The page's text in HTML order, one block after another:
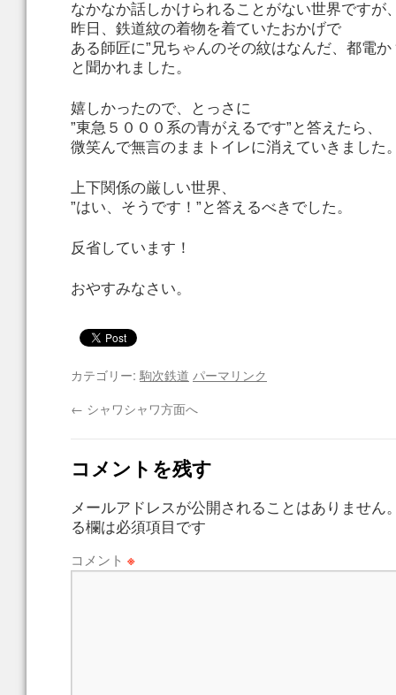
なかなか話しかけられることがない世界ですが
昨日、鉄道紋の着物を着ていたおかげで
ある師匠に”兄ちゃんのその紋はなんだ、都電か
と聞かれました。
嬉しかったので、とっさに
”東急５０００系の青がえるです”と答えたら、
微笑んで無言のままトイレに消えていきました
上下関係の厳しい世界、
”はい、そうです！”と答えるべきでした。
反省しています！
おやすみなさい。
カテゴリー: 駒次鉄道 パーマリンク
← シャワシャワ方面へ
コメントを残す
メールアドレスが公開されることはありません
る欄は必須項目です
コメント ※